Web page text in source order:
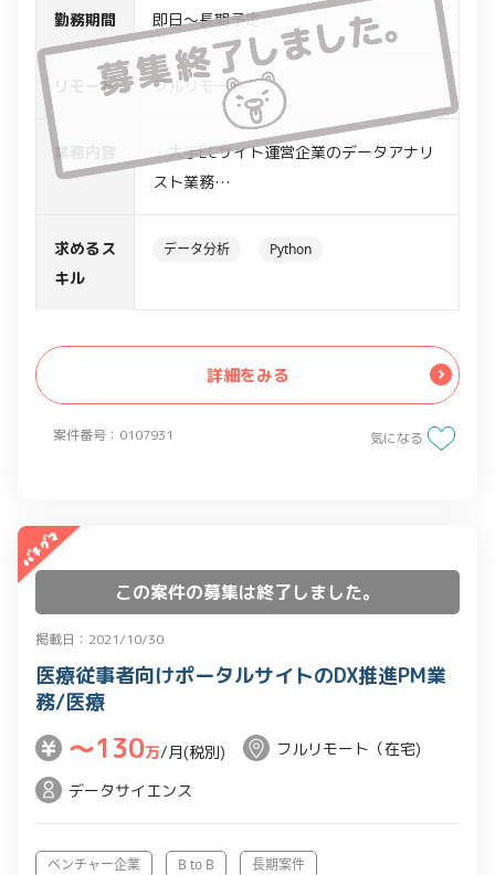
案件番号：0107931
勤務期間 即日～長期予定
リモート フルリモート
業務内容
・大手ECサイト運営企業のデータアナリ
スト業務
└製品属性の充足状況についての定形分
└自動データ変換ツールの作業管理及び
└データ変換ファイル定期メンテナンス
・データ拡充のプランニング
└新規データソースに対する検証・分
└自動化ツールの作成提案・要件定義・
【製品カタログデータ活用サポート】
求めるス
キル
データ分析 Python
詳細をみる
気になる
この案件の募集は終了しました。
掲載日：2021/10/30
医療従事者向けポータルサイトのDX推進PM業
務/医療
〜130万/月(税別)
フルリモート（在宅)
データサイエンス
ベンチャー企業 B to B 長期案件